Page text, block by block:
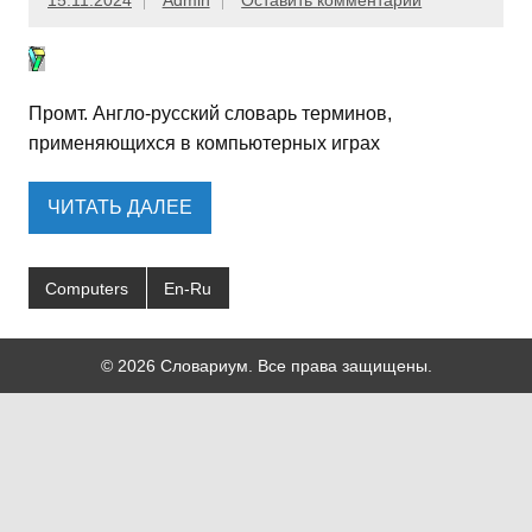
Промт. Англо-русский словарь терминов,
применяющихся в компьютерных играх
ЧИТАТЬ ДАЛЕЕ
Computers En-Ru
© 2026 Словариум. Все права защищены.